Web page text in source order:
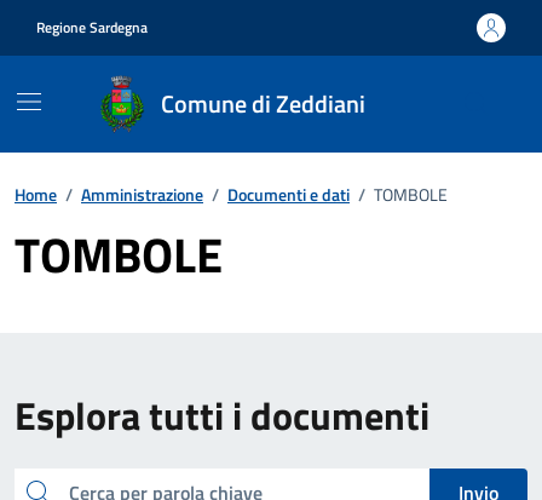
Regione Sardegna
Comune di Zeddiani
Home / Amministrazione / Documenti e dati / TOMBOLE
TOMBOLE
Esplora tutti i documenti
Cerca
Invio